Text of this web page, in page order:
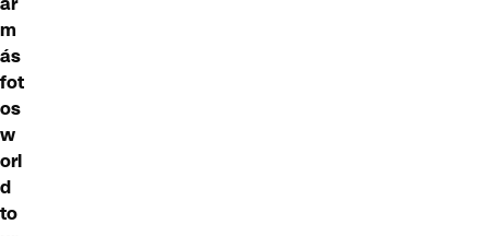
m
ás
fot
os
w
orl
d
to